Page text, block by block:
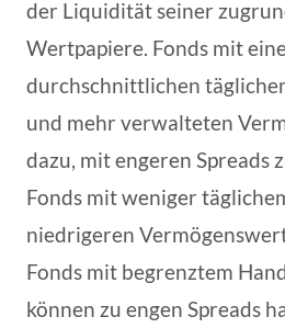
der Liquidität seiner
Wertpapiere. Fonds mit
durchschnittlichen
und mehr verwalteten
dazu, mit engeren Spreads
Fonds mit weniger
niedrigeren
Fonds mit begrenztem
können zu engen Spreads